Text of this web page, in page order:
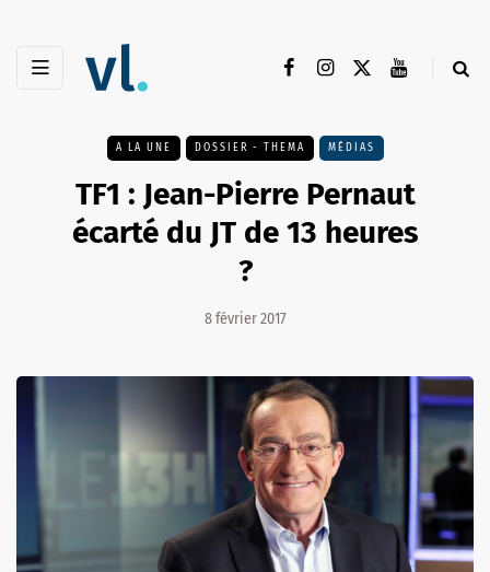
A LA UNE DOSSIER - THEMA MÉDIAS
TF1 : Jean-Pierre Pernaut
écarté du JT de 13 heures
?
8 février 2017